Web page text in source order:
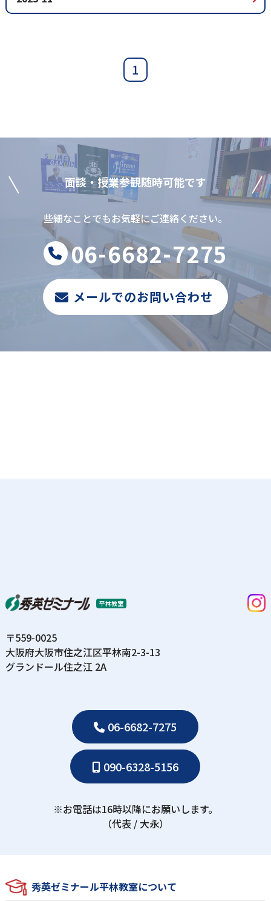
1
⾯談‧授業参観随時可能です
些細なことでもお気軽にご連絡ください。
06-6682-7275
メールでのお問い合わせ
平林教室
〒559-0025
⼤阪府⼤阪市住之江区平林南2-3-13
グランドール住之江 2A
06-6682-7275
090-6328-5156
※お電話は16時以降にお願いします。
（代表 / ⼤永）
秀英ゼミナール平林教室について